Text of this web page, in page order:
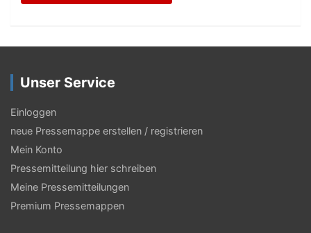
Unser Service
Einloggen
neue Pressemappe erstellen / registrieren
Mein Konto
Pressemitteilung hier schreiben
Meine Pressemitteilungen
Premium Pressemappen